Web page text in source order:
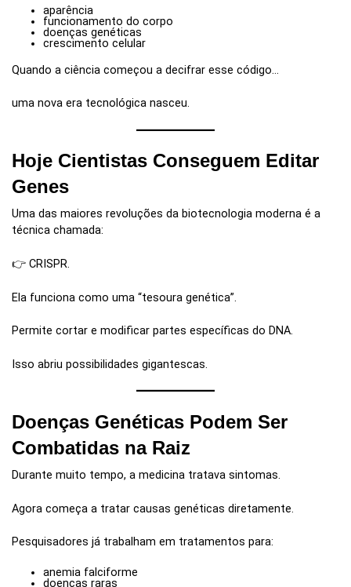
aparência
funcionamento do corpo
doenças genéticas
crescimento celular
Quando a ciência começou a decifrar esse código…
uma nova era tecnológica nasceu.
Hoje Cientistas Conseguem Editar
Genes
Uma das maiores revoluções da biotecnologia moderna é a
técnica chamada:
👉 CRISPR.
Ela funciona como uma “tesoura genética”.
Permite cortar e modificar partes específicas do DNA.
Isso abriu possibilidades gigantescas.
Doenças Genéticas Podem Ser
Combatidas na Raiz
Durante muito tempo, a medicina tratava sintomas.
Agora começa a tratar causas genéticas diretamente.
Pesquisadores já trabalham em tratamentos para:
anemia falciforme
doenças raras